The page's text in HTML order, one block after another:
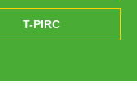
T-PIRC